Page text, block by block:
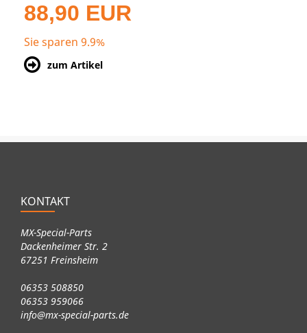
88,90 EUR
Sie sparen 9.9%
zum Artikel
KONTAKT
MX-Special-Parts
Dackenheimer Str. 2
67251 Freinsheim
06353 508850
06353 959066
info@mx-special-parts.de